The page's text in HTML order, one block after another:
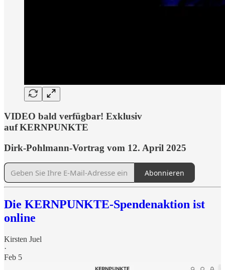
VIDEO bald verfügbar! Exklusiv
auf KERNPUNKTE
Dirk-Pohlmann-Vortrag vom 12. April 2025
Abonnieren
Die KERNPUNKTE-Spendenaktion ist
online
Kirsten Juel
·
Feb 5